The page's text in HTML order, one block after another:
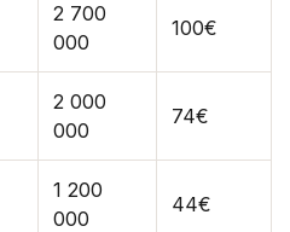
2 700
000
100€
2 000
000
74€
1 200
000
44€